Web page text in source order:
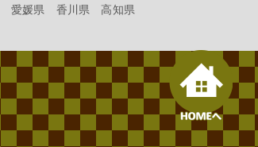
愛媛県 香川県
高知県